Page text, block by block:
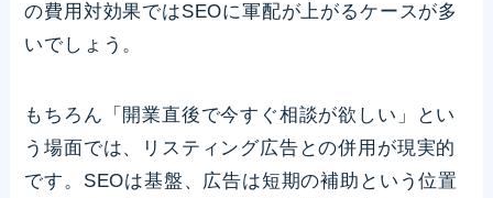
の費用対効果ではSEOに軍配が上がるケースが多
いでしょう。
もちろん「開業直後で今すぐ相談が欲しい」とい
う場面では、リスティング広告との併用が現実的
です。SEOは基盤、広告は短期の補助という位置